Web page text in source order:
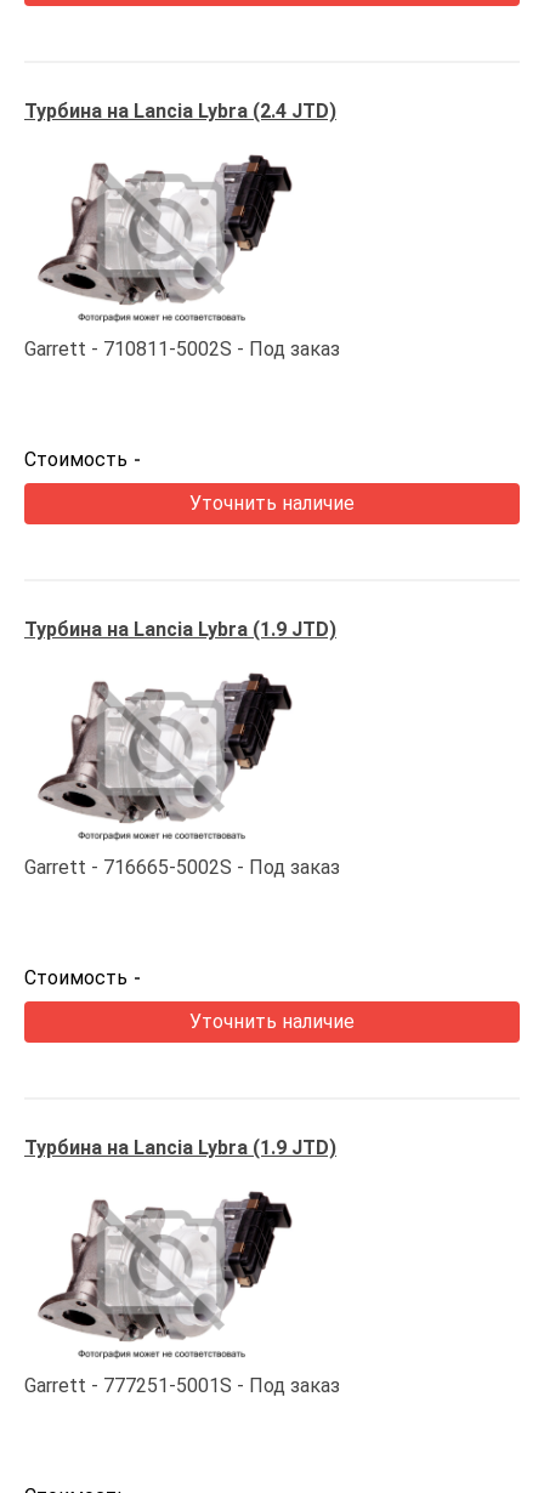
Турбина на Lancia Lybra (2.4 JTD)
Garrett 710811-5002S Под заказ
Стоимость -
Уточнить наличие
Турбина на Lancia Lybra (1.9 JTD)
Garrett 716665-5002S Под заказ
Стоимость -
Уточнить наличие
Турбина на Lancia Lybra (1.9 JTD)
Garrett 777251-5001S Под заказ